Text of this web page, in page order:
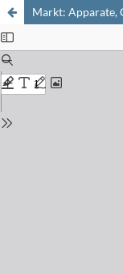
Markt: Apparate,